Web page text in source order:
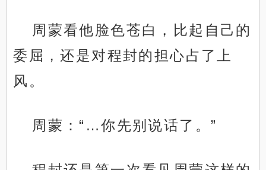
周蒙看他脸色苍白，比起自己的
委屈，还是对程封的担心占了上
风。
周蒙：“…你先别说话了。”